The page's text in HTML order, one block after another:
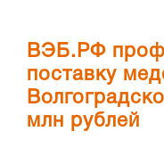
ВЭБ.РФ
поставку
млн рублей